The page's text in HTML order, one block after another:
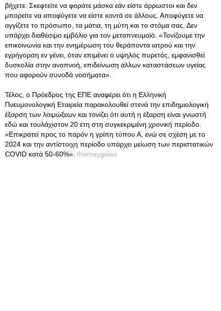
βήχετε. Σκεφτείτε να φοράτε μάσκα εάν είστε άρρωστοι και δεν
μπορείτε να αποφύγετε να είστε κοντά σε άλλους. Αποφύγετε να
αγγίζετε το πρόσωπο, τα μάτια, τη μύτη και το στόμα σας. Δεν
υπάρχει διαθέσιμο εμβόλιο για τον μεταπνευμοϊό. «Τονίζουμε την
επικοινωνία και την ενημέρωση του θεράποντα ιατρού και την
εγρήγορση εν γένει, όταν επιμένει ο υψηλός πυρετός, εμφανισθεί
δυσκολία στην αναπνοή, επιδείνωση άλλων καταστάσεων υγείας
που αφορούν συνοδά νοσήματα».
Τέλος, ο Πρόεδρος της ΕΠΕ αναφέρει ότι η Ελληνική
Πνευμονολογική Εταιρεία παρακολουθεί στενά την επιδημιολογική
έξαρση των λοιμώξεων και τονίζει ότι αυτή η έξαρση είναι γνωστή
εδώ και τουλάχιστον 20 έτη στη συγκεκριμένη χρονική περίοδο.
«Επικρατεί προς το παρόν η γρίπη τύπου Α, ενώ σε σχέση με το
2024 και την αντίστοιχη περίοδο υπάρχει μείωση των περιστατικών
COVID κατά 50-60%». themaygeias